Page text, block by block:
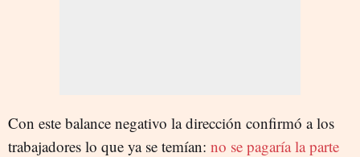
Con este balance negativo la dirección confirmó a los
trabajadores lo que ya se temían: no se pagaría la parte